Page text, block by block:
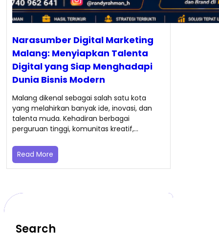
Narasumber Digital Marketing
Malang: Menyiapkan Talenta
Digital yang Siap Menghadapi
Dunia Bisnis Modern
Malang dikenal sebagai salah satu kota
yang melahirkan banyak ide, inovasi, dan
talenta muda. Kehadiran berbagai
perguruan tinggi, komunitas kreatif,…
Read More
Search